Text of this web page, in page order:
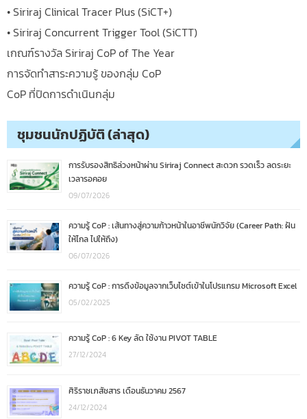
• Siriraj Clinical Tracer Plus (SiCT+)
• Siriraj Concurrent Trigger Tool (SiCTT)
เกณฑ์รางวัล Siriraj CoP of The Year
การจัดทำสาระความรู้ ของกลุ่ม CoP
CoP ที่ปิดการดำเนินกลุ่ม
ชุมชนนักปฏิบัติ (ล่าสุด)
การรับรองสิทธิล่วงหน้าผ่าน Siriraj Connect สะดวก รวดเร็ว ลดระยะ
เวลารอคอย
09/07/2026
ความรู้ CoP : เส้นทางสู่ความก้าวหน้าในอาชีพนักวิจัย (Career Path: ฝัน
ให้ไกล ไปให้ถึง)
06/07/2026
ความรู้ CoP : การดึงข้อมูลจากเว็บไซต์เข้าในโปรแกรม Microsoft Excel
05/02/2025
ความรู้ CoP : 6 Key ลัด ใช้งาน PIVOT TABLE
27/12/2024
ศิริราชเภสัชสาร เดือนธันวาคม 2567
24/12/2024